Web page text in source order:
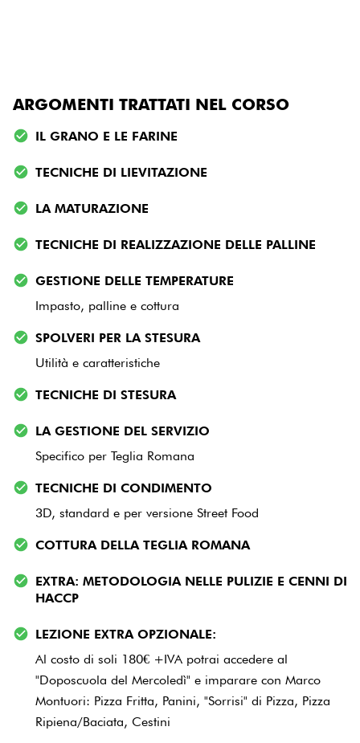
ARGOMENTI TRATTATI NEL CORSO
IL GRANO E LE FARINE
TECNICHE DI LIEVITAZIONE
LA MATURAZIONE
TECNICHE DI REALIZZAZIONE DELLE PALLINE
GESTIONE DELLE TEMPERATURE
Impasto, palline e cottura
SPOLVERI PER LA STESURA
Utilità e caratteristiche
TECNICHE DI STESURA
LA GESTIONE DEL SERVIZIO
Specifico per Teglia Romana
TECNICHE DI CONDIMENTO
3D, standard e per versione Street Food
COTTURA DELLA TEGLIA ROMANA
EXTRA: METODOLOGIA NELLE PULIZIE E CENNI DI
HACCP
LEZIONE EXTRA OPZIONALE:
Al costo di soli 180€ +IVA potrai accedere al
"Doposcuola del Mercoledì" e imparare con Marco
Montuori: Pizza Fritta, Panini, "Sorrisi" di Pizza, Pizza
Ripiena/Baciata, Cestini